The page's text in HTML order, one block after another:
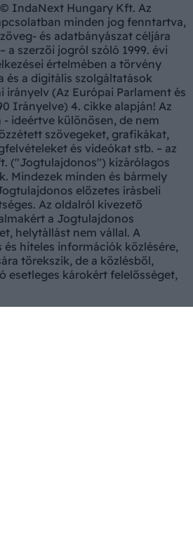
IndaNext Hungary Kft. Az
minden jog fenntartva,
és adatbányászat céljára
a szerzői jogról szóló 1999. évi
értelmében a törvény
és a digitális szolgáltatások
irányelv (Az Európai Parlament és
Irányelve) 4. cikke alapján! Az
ideértve különösen, de nem
szövegeket, grafikákat,
és videókat stb. – az
("Jogtulajdonos") kizárólagos
Mindezek minden és bármely
előzetes írásbeli
Az oldalról kivezető
a Jogtulajdonos
helytállást nem vállal. A
hiteles információk közlésére,
törekszik, de a közlésből,
esetleges károkért felelősséget,